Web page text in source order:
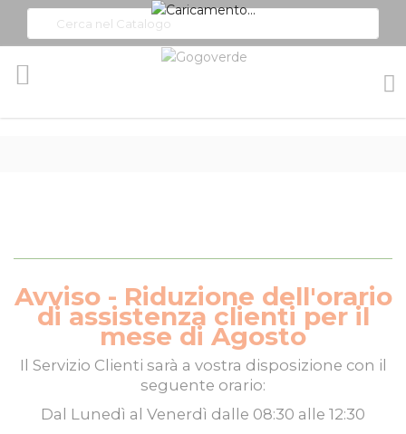
Avviso - Riduzione dell'orario
di assistenza clienti per il
mese di Agosto
Il Servizio Clienti sarà a vostra disposizione con il
seguente orario:
Dal Lunedì al Venerdì dalle 08:30 alle 12:30